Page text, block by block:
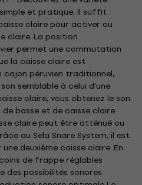
et pratique. Il suffit
claire pour activer ou
claire. La position
permet une commutation
la caisse claire est
cajon péruvien traditionnel,
semblable à celui d'une
claire, vous obtenez le son
de basse et de caisse claire
claire peut être atténué ou
au Sela Snare System, il est
deuxième caisse claire. En
de frappe réglables
des possibilités sonores